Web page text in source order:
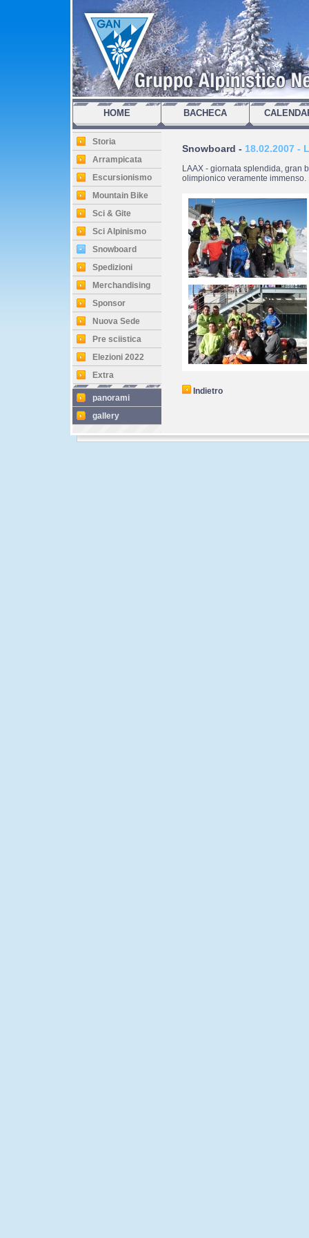
HOME BACHECA
Storia
Arrampicata
Escursionismo
Mountain Bike
Sci & Gite
Sci Alpinismo
Snowboard
Spedizioni
Merchandising
Sponsor
Nuova Sede
Pre sciistica
Elezioni 2022
Extra
panorami
gallery
Snowboard - 18.02.2007 -
LAAX - giornata splendida, gran
olimpionico veramente immenso.
Indietro